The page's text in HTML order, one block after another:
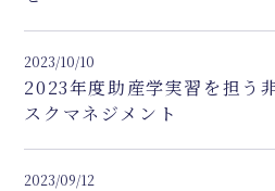
2023/10/10
2023年度助産学実習を担う
スクマネジメント
2023/09/12